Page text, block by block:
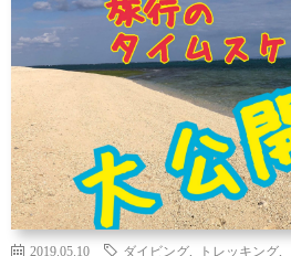
2019.05.10 ダイビング トレッキング